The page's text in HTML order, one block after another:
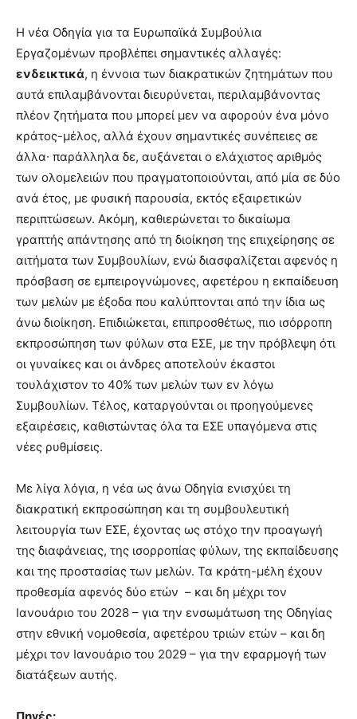
Η νέα Οδηγία για τα Ευρωπαϊκά Συμβούλια
Εργαζομένων προβλέπει σημαντικές αλλαγές:
ενδεικτικά, η έννοια των διακρατικών ζητημάτων που
αυτά επιλαμβάνονται διευρύνεται, περιλαμβάνοντας
πλέον ζητήματα που μπορεί μεν να αφορούν ένα μόνο
κράτος-μέλος, αλλά έχουν σημαντικές συνέπειες σε
άλλα∙ παράλληλα δε, αυξάνεται ο ελάχιστος αριθμός
των ολομελειών που πραγματοποιούνται, από μία σε δύο
ανά έτος, με φυσική παρουσία, εκτός εξαιρετικών
περιπτώσεων. Ακόμη, καθιερώνεται το δικαίωμα
γραπτής απάντησης από τη διοίκηση της επιχείρησης σε
αιτήματα των Συμβουλίων, ενώ διασφαλίζεται αφενός η
πρόσβαση σε εμπειρογνώμονες, αφετέρου η εκπαίδευση
των μελών με έξοδα που καλύπτονται από την ίδια ως
άνω διοίκηση. Επιδιώκεται, επιπροσθέτως, πιο ισόρροπη
εκπροσώπηση των φύλων στα ΕΣΕ, με την πρόβλεψη ότι
οι γυναίκες και οι άνδρες αποτελούν έκαστοι
τουλάχιστον το 40% των μελών των εν λόγω
Συμβουλίων. Τέλος, καταργούνται οι προηγούμενες
εξαιρέσεις, καθιστώντας όλα τα ΕΣΕ υπαγόμενα στις
νέες ρυθμίσεις.
Με λίγα λόγια, η νέα ως άνω Οδηγία ενισχύει τη
διακρατική εκπροσώπηση και τη συμβουλευτική
λειτουργία των ΕΣΕ, έχοντας ως στόχο την προαγωγή
της διαφάνειας, της ισορροπίας φύλων, της εκπαίδευσης
και της προστασίας των μελών. Τα κράτη-μέλη έχουν
προθεσμία αφενός δύο ετών – και δη μέχρι τον
Ιανουάριο του 2028 – για την ενσωμάτωση της Οδηγίας
στην εθνική νομοθεσία, αφετέρου τριών ετών – και δη
μέχρι τον Ιανουάριο του 2029 – για την εφαρμογή των
διατάξεων αυτής.